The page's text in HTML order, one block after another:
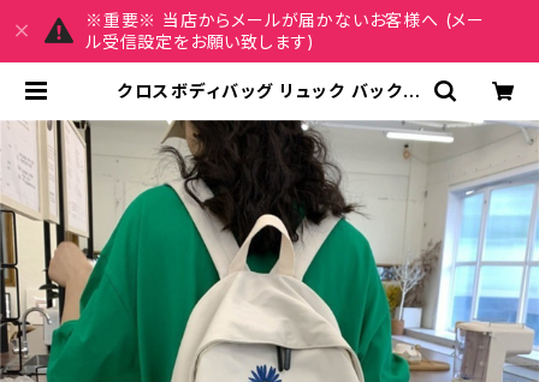
※重要※ 当店からメールが届かないお客様へ (メー
ル受信設定をお願い致します)
クロスボディバッグ リュック バックパ
女兼用 軽量 大容量 通学 通勤 旅行
学生バッグ カジュアル 韓国ファッショ
ン 花柄 刺繍 ナイロン素材 無地 シン
プル 5色展開 ブラック ブルー グリー
ン ピンク ホワイト ワンサイズ K-B0
262 | MY CHARM マイチャーム ワ
ンピース スカート レディースファッシ
ョン 通販